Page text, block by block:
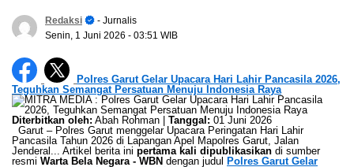
Redaksi
- Jurnalis
Senin, 1 Juni 2026 - 03:51 WIB
Polres Garut Gelar Upacara Hari Lahir Pancasila 2026,
Teguhkan Semangat Persatuan Menuju Indonesia Raya
Diterbitkan oleh: Abah Rohman | Tanggal: 01 Juni 2026
Garut – Polres Garut menggelar Upacara Peringatan Hari Lahir
Pancasila Tahun 2026 di Lapangan Apel Mapolres Garut, Jalan
Jenderal... Artikel berita ini pertama kali dipublikasikan di sumber
resmi Warta Bela Negara - WBN dengan judul Polres Garut Gelar